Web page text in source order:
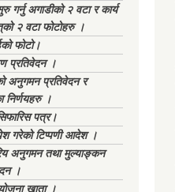
गर्नु अगाडीको २ वटा र कार्य
२ वटा फोटोहरु ।
फोटो।
प्रतिवेदन ।
अनुगमन प्रतिवेदन र
निर्णयहरु ।
पत्र।
गरेको टिप्पणी आदेश ।
अनुगमन तथा मुल्याङ्कन
।
खाता ।